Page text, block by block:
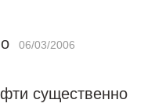
06/03/2006
существенно